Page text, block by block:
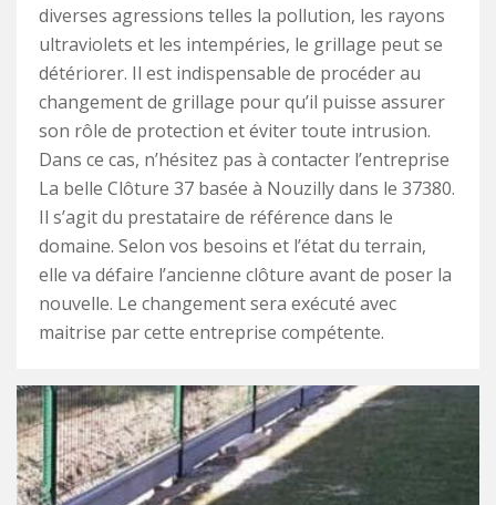
diverses agressions telles la pollution, les rayons
ultraviolets et les intempéries, le grillage peut se
détériorer. Il est indispensable de procéder au
changement de grillage pour qu’il puisse assurer
son rôle de protection et éviter toute intrusion.
Dans ce cas, n’hésitez pas à contacter l’entreprise
La belle Clôture 37 basée à Nouzilly dans le 37380.
Il s’agit du prestataire de référence dans le
domaine. Selon vos besoins et l’état du terrain,
elle va défaire l’ancienne clôture avant de poser la
nouvelle. Le changement sera exécuté avec
maitrise par cette entreprise compétente.